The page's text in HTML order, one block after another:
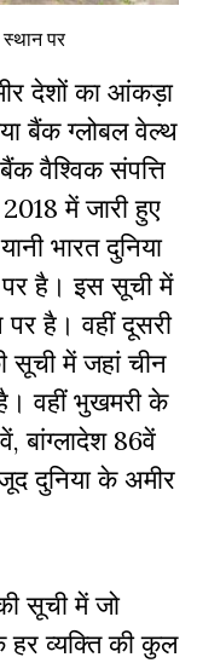
पर
देशों का आंकड़ा
बैंक ग्लोबल वेल्थ
वैश्विक संपत्ति
में जारी हुए
भारत दुनिया
है। इस सूची में
है। वहीं दूसरी
सूची में जहां चीन
वहीं भुखमरी के
बांग्लादेश 86वें
दुनिया के अमीर
सूची में जो
व्यक्ति की कुल